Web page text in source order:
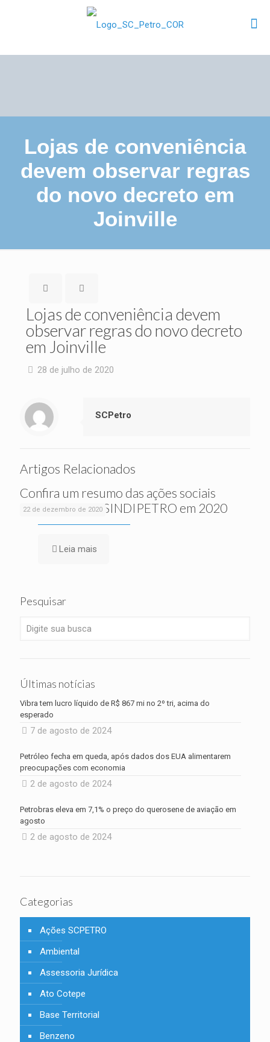
Lojas de conveniência
devem observar regras
do novo decreto em
Joinville
Lojas de conveniência devem
observar regras do novo decreto
em Joinville
28 de julho de 2020
SCPetro
Artigos Relacionados
22 de dezembro de 2020
Confira um resumo das ações sociais
realizadas pelo SINDIPETRO em 2020
Leia mais
Pesquisar
Últimas notícias
Vibra tem lucro líquido de R$ 867 mi no 2º tri, acima do
esperado
7 de agosto de 2024
Petróleo fecha em queda, após dados dos EUA alimentarem
preocupações com economia
2 de agosto de 2024
Petrobras eleva em 7,1% o preço do querosene de aviação em
agosto
2 de agosto de 2024
Categorias
Ações SCPETRO
Ambiental
Assessoria Jurídica
Ato Cotepe
Base Territorial
Benzeno